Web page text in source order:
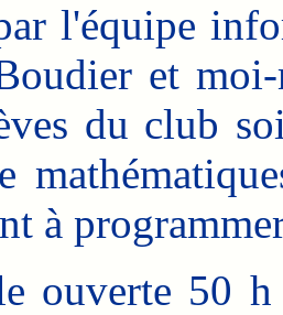
l'équipe
et
du club
à
ouverte 50 h